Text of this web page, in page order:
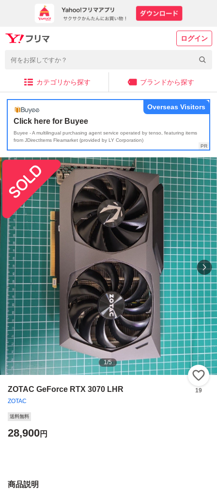
ログイン
カテゴリから探す ブランドから探す
Click here for Buyee
Buyee - A multilingual purchasing agent service operated by tenso, featuring items
from JDirectItems Fleamarket (provided by LY Corporation)
Overseas Visitors
1/5
ZOTAC GeForce RTX 3070 LHR
ZOTAC
19
送料無料
28,900円
商品説明